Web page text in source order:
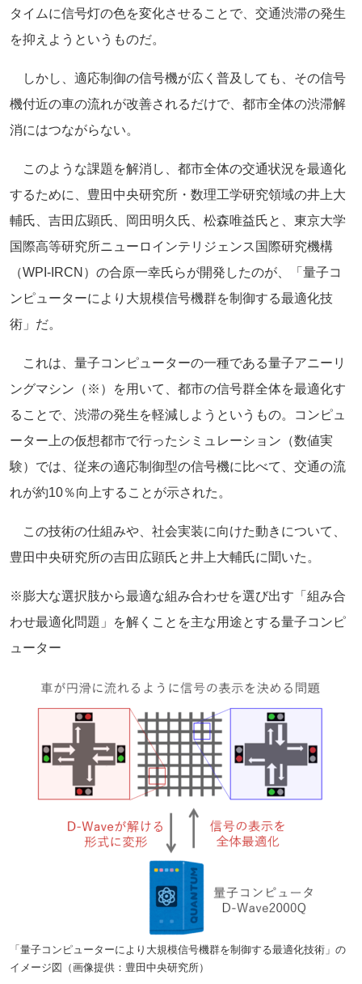
タイムに信号灯の色を変化させることで、交通渋滞の発生
を抑えようというものだ。
しかし、適応制御の信号機が広く普及しても、その信号
機付近の車の流れが改善されるだけで、都市全体の渋滞解
消にはつながらない。
このような課題を解消し、都市全体の交通状況を最適化
するために、豊田中央研究所・数理工学研究領域の井上大
輔氏、吉田広顕氏、岡田明久氏、松森唯益氏と、東京大学
国際高等研究所ニューロインテリジェンス国際研究機構
（WPI-IRCN）の合原一幸氏らが開発したのが、「量子コ
ンピューターにより大規模信号機群を制御する最適化技
術」だ。
これは、量子コンピューターの一種である量子アニーリ
ングマシン（※）を用いて、都市の信号群全体を最適化す
ることで、渋滞の発生を軽減しようというもの。コンピュ
ーター上の仮想都市で行ったシミュレーション（数値実
験）では、従来の適応制御型の信号機に比べて、交通の流
れが約10％向上することが示された。
この技術の仕組みや、社会実装に向けた動きについて、
豊田中央研究所の吉田広顕氏と井上大輔氏に聞いた。
※膨大な選択肢から最適な組み合わせを選び出す「組み合
わせ最適化問題」を解くことを主な用途とする量子コンピ
ューター
「量子コンピューターにより大規模信号機群を制御する最適化技術」の
イメージ図（画像提供：豊田中央研究所）